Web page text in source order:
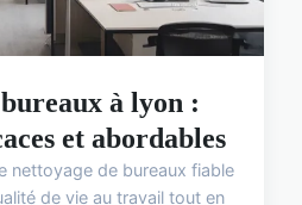
à lyon :
et abordables
nettoyage de bureaux fiable
de vie au travail tout en